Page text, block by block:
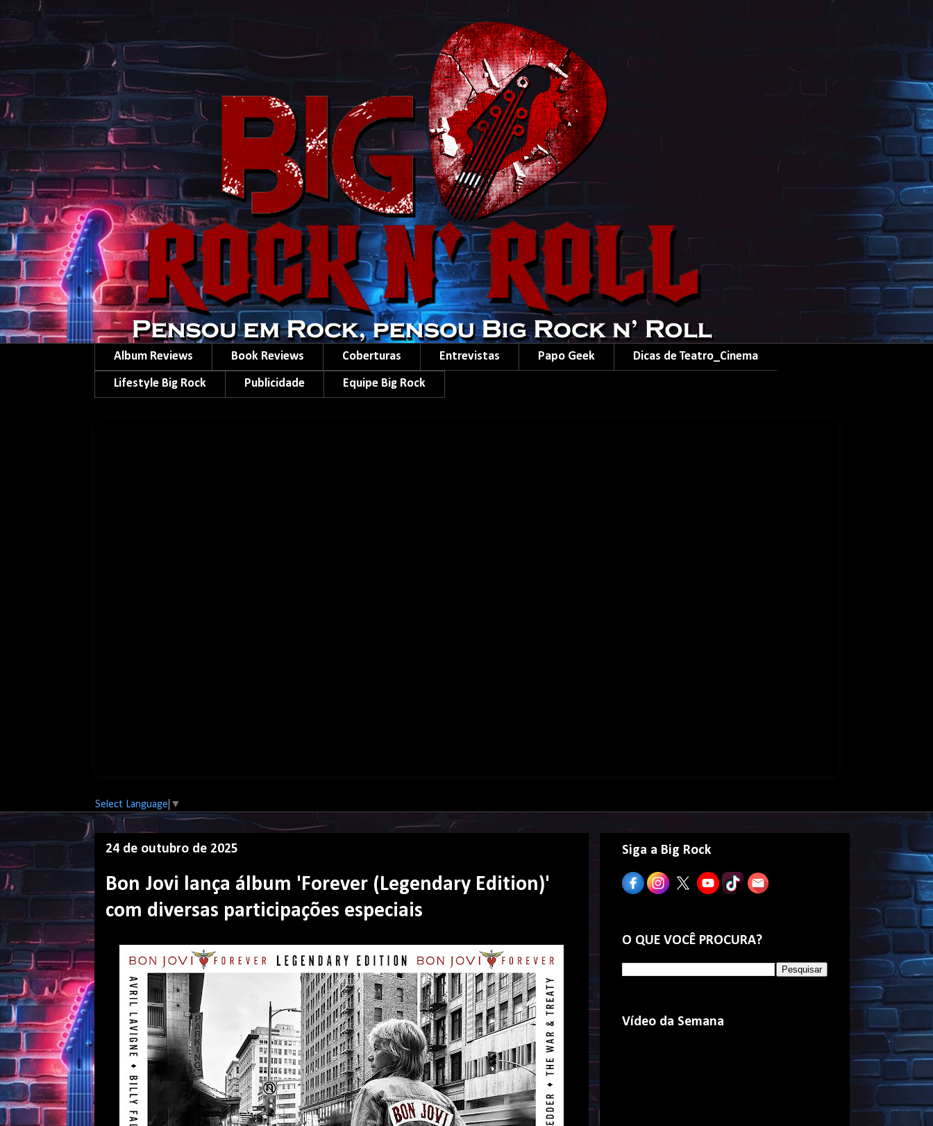
Album Reviews Book Reviews Coberturas Entrevistas Papo Geek Dicas de Teatro_Cinema
Lifestyle Big Rock Publicidade Equipe Big Rock
Select Language ▼
24 de outubro de 2025
Bon Jovi lança álbum 'Forever (Legendary Edition)'
com diversas participações especiais
Siga a Big Rock
O QUE VOCÊ PROCURA?
Vídeo da Semana